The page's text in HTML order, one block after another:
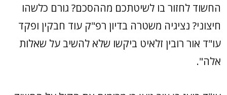
החשוד לחזור בו לשיטתכם מההסכם? גורם כלשהו
חיצוני? נציגיה משטרה בדיון רפ"ק עוד חבקין ופקד
עו"ד אור רובין זלאיט ביקשו שלא להשיב על שאלות
אלה".